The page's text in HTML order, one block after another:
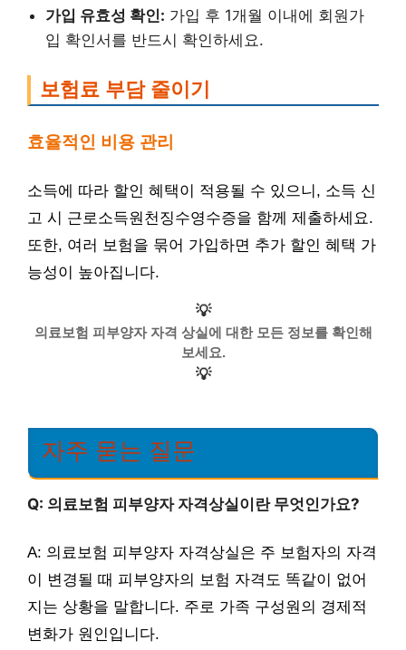
가입 유효성 확인: 가입 후 1개월 이내에 회원가
입 확인서를 반드시 확인하세요.
보험료 부담 줄이기
효율적인 비용 관리
소득에 따라 할인 혜택이 적용될 수 있으니, 소득 신
고 시 근로소득원천징수영수증을 함께 제출하세요.
또한, 여러 보험을 묶어 가입하면 추가 할인 혜택 가
능성이 높아집니다.
💡
의료보험 피부양자 자격 상실에 대한 모든 정보를 확인해
보세요.
💡
자주 묻는 질문
Q: 의료보험 피부양자 자격상실이란 무엇인가요?
A: 의료보험 피부양자 자격상실은 주 보험자의 자격
이 변경될 때 피부양자의 보험 자격도 똑같이 없어
지는 상황을 말합니다. 주로 가족 구성원의 경제적
변화가 원인입니다.